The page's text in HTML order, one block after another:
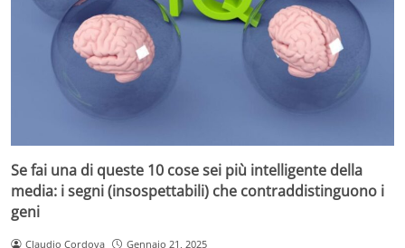
Se fai una di queste 10 cose sei più intelligente della
media: i segni (insospettabili) che contraddistinguono i
geni
Claudio Cordova Gennaio 21, 2025